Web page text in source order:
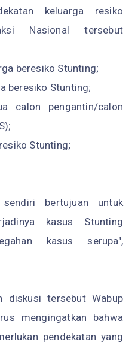
keluarga resiko
Nasional tersebut
beresiko Stunting;
beresiko Stunting;
calon pengantin/calon
Stunting;
bertujuan untuk
kasus Stunting
kasus serupa",
diskusi tersebut Wabup
mengingatkan bahwa
pendekatan yang